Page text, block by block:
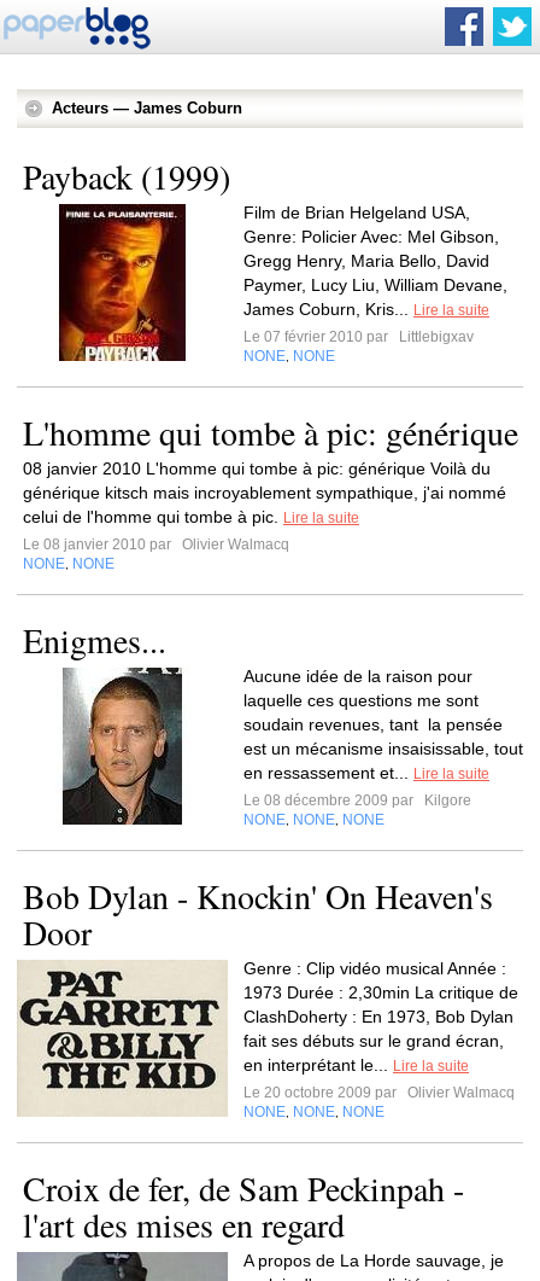
Acteurs — James Coburn
Payback (1999)
Film de Brian Helgeland USA,
Genre: Policier Avec: Mel Gibson,
Gregg Henry, Maria Bello, David
Paymer, Lucy Liu, William Devane,
James Coburn, Kris...
Lire la suite
Le 07 février 2010 par
Littlebigxav
NONE NONE
L'homme qui tombe à pic: générique
08 janvier 2010 L'homme qui tombe à pic: générique Voilà du
générique kitsch mais incroyablement sympathique, j'ai nommé
celui de l'homme qui tombe à pic.
Lire la suite
Le 08 janvier 2010 par
Olivier Walmacq
NONE NONE
Enigmes...
Aucune idée de la raison pour
laquelle ces questions me sont
soudain revenues, tant la pensée
est un mécanisme insaisissable, tout
en ressassement et...
Lire la suite
Le 08 décembre 2009 par
Kilgore
NONE NONE NONE
Bob Dylan - Knockin' On Heaven's
Door
Genre : Clip vidéo musical Année :
1973 Durée : 2,30min La critique de
ClashDoherty : En 1973, Bob Dylan
fait ses débuts sur le grand écran,
en interprétant le...
Lire la suite
Le 20 octobre 2009 par
Olivier Walmacq
NONE NONE NONE
Croix de fer, de Sam Peckinpah -
l'art des mises en regard
A propos de La Horde sauvage, je